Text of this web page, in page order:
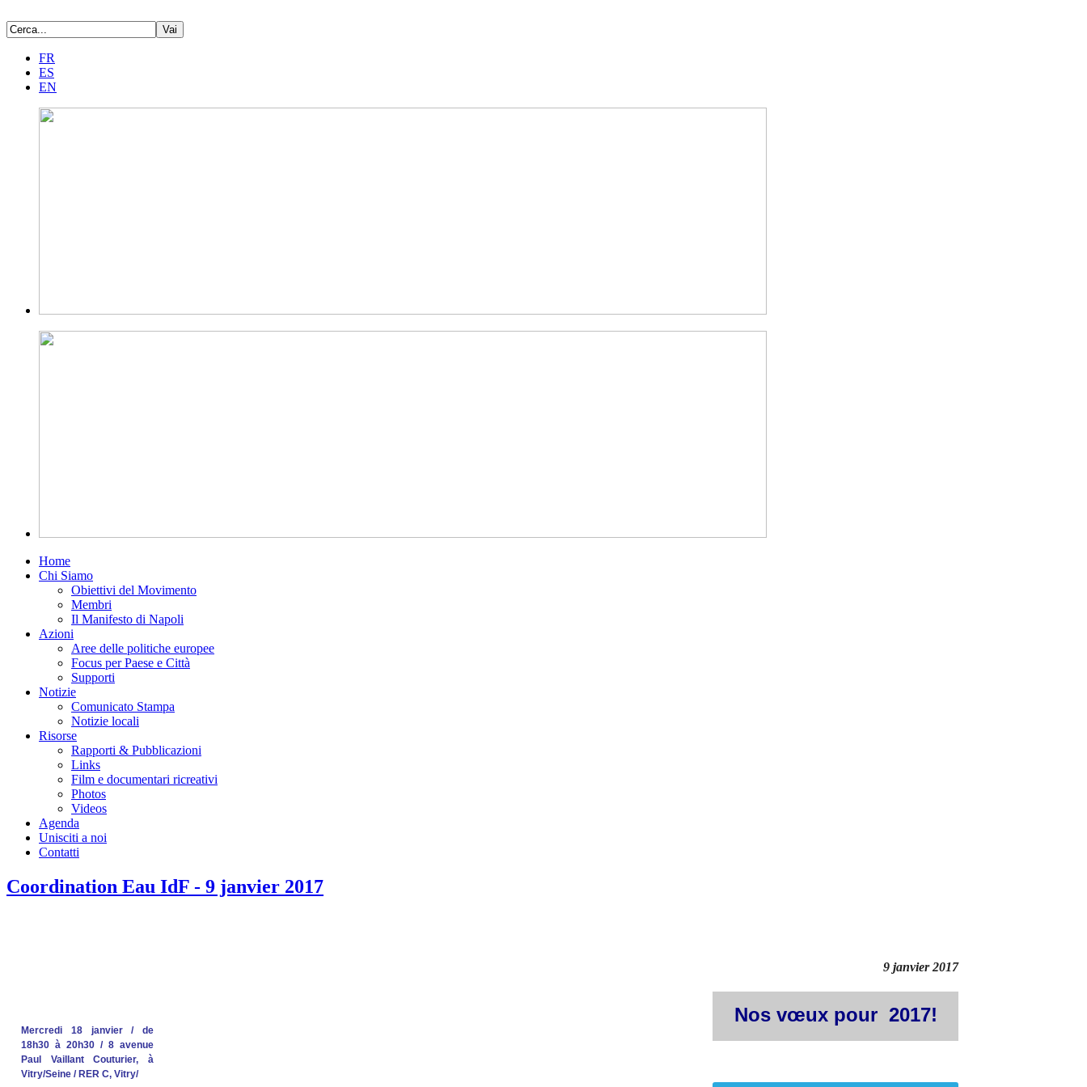
FR
ES
EN
Home
Chi Siamo
Obiettivi del Movimento
Membri
Il Manifesto di Napoli
Azioni
Aree delle politiche europee
Focus per Paese e Città
Supporti
Notizie
Comunicato Stampa
Notizie locali
Risorse
Rapporti & Pubblicazioni
Links
Film e documentari ricreativi
Photos
Videos
Agenda
Unisciti a noi
Contatti
Coordination Eau IdF - 9 janvier 2017
9 janvier 2017
Nos vœux pour 2017!
Mercredi 18 janvier / de
18h30 à 20h30 / 8 avenue
Paul Vaillant Couturier, à
Vitry/Seine / RER C, Vitry/